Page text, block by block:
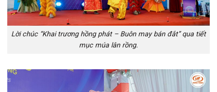
Lời chúc “Khai trương hồng phát – Buôn may bán đắt” qua tiết
mục múa lân rồng.